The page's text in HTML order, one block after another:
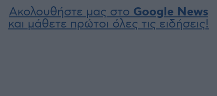
Ακολουθήστε μας στο Google News
και μάθετε πρώτοι όλες τις ειδήσεις!